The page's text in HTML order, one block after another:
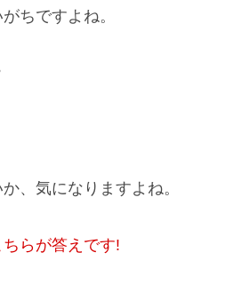
ちですよね。
、気になりますよね。
らが答えです!